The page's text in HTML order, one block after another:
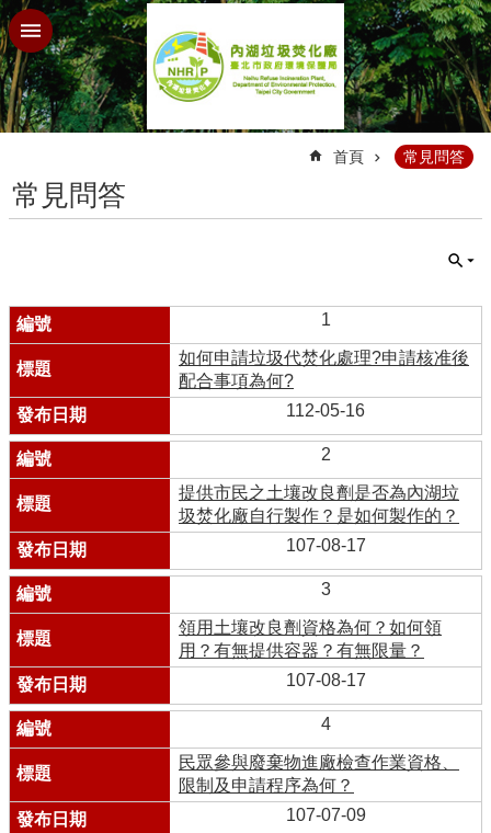
跳到主要內容區塊
首頁 常見問答
常見問答
1
如何申請垃圾代焚化處理?申請核准後
配合事項為何?
112-05-16
2
提供市民之土壤改良劑是否為內湖垃
圾焚化廠自行製作？是如何製作的？
107-08-17
3
領用土壤改良劑資格為何？如何領
用？有無提供容器？有無限量？
107-08-17
4
民眾參與廢棄物進廠檢查作業資格、
限制及申請程序為何？
107-07-09